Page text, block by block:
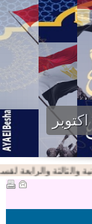
والرابعة لقسم